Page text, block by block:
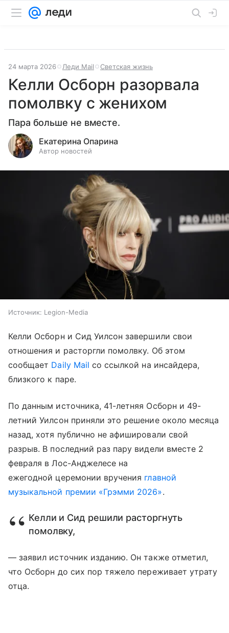
24 марта 2026 Леди Mail Светская жизнь
Келли Осборн разорвала
помолвку с женихом
Пара больше не вместе.
Екатерина Опарина
Автор новостей
Источник: Legion-Media
Келли Осборн и Сид Уилсон завершили свои
отношения и расторгли помолвку. Об этом
сообщает Daily Mail со ссылкой на инсайдера,
близкого к паре.
По данным источника, 41-летняя Осборн и 49-
летний Уилсон приняли это решение около месяца
назад, хотя публично не афишировали свой
разрыв. В последний раз пару видели вместе 2
февраля в Лос-Анджелесе на
ежегодной церемонии вручения главной
музыкальной премии «Грэмми 2026».
Келли и Сид решили расторгнуть
помолвку,
— заявил источник изданию. Он также отметил,
что Осборн до сих пор тяжело переживает утрату
отца.